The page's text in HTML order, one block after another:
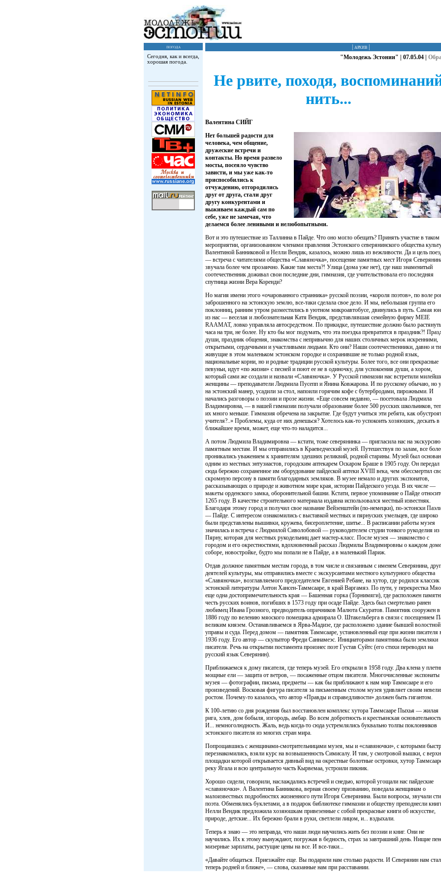
погода
Сегодня, как и всегда,
хорошая погода.
архив
"Молодежь Эстонии" | 07.05.04 |
Не рвите, походя,
нить...
Валентина СИЙГ
Нет большей радости для
человека, чем общение,
дружеские встречи и
контакты. Но время развело
мосты, посеяло чувство
зависти, и мы уже как-то
приспособились к
отчуждению, отгородились
друг от друга, стали друг
другу конкурентами и
выживаем каждый сам по
себе, уже не замечая, что
делаемся более ленивыми и нелюбопытными.
Вот и это путешествие из Таллинна в Пайде. Что оно могло обещать? Принять участие в таком
мероприятии, организованном членами правления Эстонского северянинского общества
Валентиной Банниковой и Нелли Вендик, казалось, можно лишь из вежливости. Да и цель
— встреча с читателями общества «Славяночка», посещение памятных мест Игоря
звучала более чем прозаично. Какие там места?! Улица (дома уже нет), где наш знаменитый
соотечественник доживал свои последние дни, гимназия, где учительствовала его последняя
спутница жизни Вера Коренди?
Но магия имени этого «очарованного странника» русской поэзии, «короля поэтов», по воле
заброшенного на эстонскую землю, все-таки сделала свое дело. И мы, небольшая группа его
поклонниц, ранним утром разместились в уютном микроавтобусе, двинулись в путь. Самая
из нас — веселая и любознательная Катя Вендик, представлявшая семейную фирму MEIE
RAAMAT, ловко управляла автосредством. По прикидке, путешествие должно было
часа на три, не более. Ну кто бы мог подумать, что эта поездка превратится в праздник?!
души, праздник общения, знакомства с непривычно для наших столичных мерок искренними,
открытыми, сердечными и участливыми людьми. Кто они? Наши соотечественники, давно и
живущие в этом маленьком эстонском городке и сохранившие не только родной язык,
национальные корни, но и родные традиции русской культуры. Более того, все они прекрасные
певуньи, идут «по жизни» с песней и поют ее не в одиночку, для успокоения души, а хором,
который сами же создали и назвали «Славяночка». У Русской гимназии нас встретили
женщины — преподаватели Людмила Пусепп и Янина Ковжарова. И по русскому обычаю, но
на эстонский манер, усадили за стол, напоили горячим кофе с бутербродами, пирожными. И
начались разговоры о поэзии и прозе жизни. «Еще совсем недавно, — посетовала Людмила
Владимировна, — в нашей гимназии получали образование более 500 русских школьников,
их много меньше. Гимназия обречена на закрытие. Где будут учиться эти ребята, как
учителя?..» Проблемы, куда от них денешься? Хотелось как-то успокоить хозяюшек, дескать в
ближайшее время, может, еще что-то наладится...
А потом Людмила Владимировна — кстати, тоже северянинка — пригласила нас на
памятным местам. И мы отправились в Краеведческий музей. Путешествуя по залам, все
проникались уважением к хранителям здешних реликвий, родной старины. Музей был основан
одним из местных энтузиастов, городским аптекарем Оскаром Браше в 1905 году. Он передал
сюда бережно сохраненное им оборудование пайдеской аптеки XVIII века, чем обессмертил
скромную персону в памяти благодарных земляков. В музее немало и других экспонатов,
рассказывающих о природе и животном мире края, истории Пайдеского уезда. В их числе —
макеты орденского замка, оборонительной башни. Кстати, первое упоминание о Пайде
1265 году. В качестве строительного материала издавна использовался местный известняк.
Благодаря этому город и получил свое название Вейзенштейн (по-немецки), по-эстонски
— Пайде. С интересом ознакомились с выставкой местных и пярнуских умельцев, где широко
были представлены вышивки, кружева, бисероплетение, шитье... В расписании работы музея
значилась и встреча с Людмилой Сиволобовой — руководителем студии тонкого рукоделия из
Пярну, которая для местных рукодельниц дает мастер-класс. После музея — знакомство с
городом и его окрестностями, вдохновенный рассказ Людмилы Владимировны о каждом
соборе, новостройке, будто мы попали не в Пайде, а в маленький Париж.
Отдав должное памятным местам города, в том числе и связанным с именем Северянина,
деятелей культуры, мы отправились вместе с экскурсантами местного культурного общества
«Славяночка», возглавляемого председателем Евгенией Ребане, на хутор, где родился классик
эстонской литературы Антон Хансен-Таммсааре, в край Варгамяэ. По пути, у перекрестка
еще одна достопримечательность края — Башенная горка (Торнимяги), где расположен
честь русских воинов, погибших в 1573 году при осаде Пайде. Здесь был смертельно ранен
любимец Ивана Грозного, предводитель опричников Малюта Скуратов. Памятник сооружен в
1886 году по велению мяоского помещика адмирала О. Штакельберга в связи с посещением
великим князем. Останавливаемся в Ярва-Мадизе, где расположено здание бывшей волостной
управы и суда. Перед домом — памятник Таммсааре, установленный еще при жизни писателя
1936 году. Его автор — скульптор Фреди Саннамеэс. Инициаторами памятника были земляки
писателя. Речь на открытии постамента произнес поэт Густав Суйтс (его стихи переводил на
русский язык Северянин).
Приближаемся к дому писателя, где теперь музей. Его открыли в 1958 году. Два клена у
мощные ели — защита от ветров, — посаженные отцом писателя. Многочисленные экспонаты
музея — фотографии, письма, предметы — как бы приближают к нам мир Таммсааре и его
произведений. Восковая фигура писателя за письменным столом музея удивляет своим
ростом. Почему-то казалось, что автор «Правды и справедливости» должен быть гигантом.
К 100-летию со дня рождения был восстановлен комплекс хутора Таммсааре Пыхья — жилая
рига, хлев, дом бобыля, изгородь, амбар. Во всем добротность и крестьянская
И... немноголюдность. Жаль, ведь когда-то сюда устремлялись буквально толпы поклонников
эстонского писателя из многих стран мира.
Попрощавшись с женщинами-смотрительницами музея, мы и «славяночки», с которыми
перезнакомились, взяли курс на возвышенность Симисалу. И там, у смотровой вышки, с
площадки которой открывается дивный вид на окрестные болотные островки, хутор
реку Ягала и всю центральную часть Кырвемаа, устроили пикник.
Хорошо сидели, говорили, наслаждались встречей и снедью, которой угощали нас пайдеские
«славяночки». А Валентина Банникова, верная своему призванию, поведала женщинам о
малоизвестных подробностях жизненного пути Игоря Северянина. Были вопросы, звучали
поэта. Обменялись буклетами, а в подарок библиотеке гимназии и обществу преподнесли
Нелли Вендик предложила хозяюшкам привезенные с собой прекрасные книги об искусстве,
природе, детские... Их бережно брали в руки, светлели лицом, и... вздыхали.
Теперь я знаю — это неправда, что наши люди научились жить без поэзии и книг. Они не
научились. Их к этому вынуждают, погружая в бедность, страх за завтрашний день. Нищие
мизерные зарплаты, растущие цены на все. И все-таки...
«Давайте общаться. Приезжайте еще. Вы подарили нам столько радости. И Северянин нам стал
теперь родней и ближе», — слова, сказанные нам при расставании.